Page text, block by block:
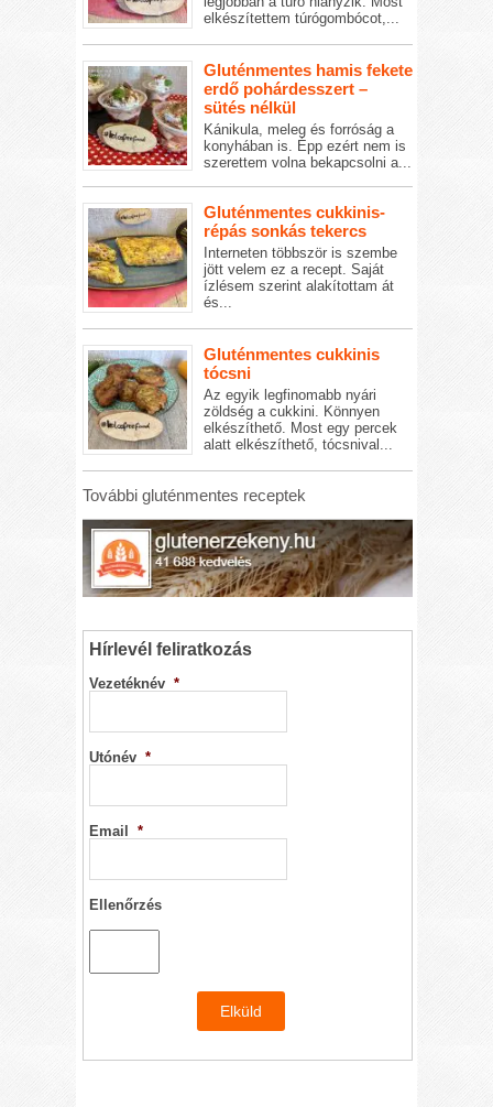
elkészítettem túrógombócot,...
Gluténmentes hamis fekete
erdő pohárdesszert –
sütés nélkül
Kánikula, meleg és forróság a
konyhában is. Épp ezért nem is
szerettem volna bekapcsolni a...
Gluténmentes cukkinis-
répás sonkás tekercs
Interneten többször is szembe
jött velem ez a recept. Saját
ízlésem szerint alakítottam át
és...
Gluténmentes cukkinis
tócsni
Az egyik legfinomabb nyári
zöldség a cukkini. Könnyen
elkészíthető. Most egy percek
alatt elkészíthető, tócsnival...
További gluténmentes receptek
Hírlevél feliratkozás
Vezetéknév *
Utónév *
Email *
Ellenőrzés